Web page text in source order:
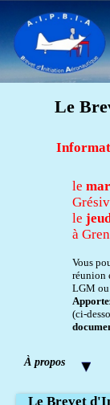
Le
le
le
à
Vous
réunion
LGM ou
(ci-
À propos
Le Brevet